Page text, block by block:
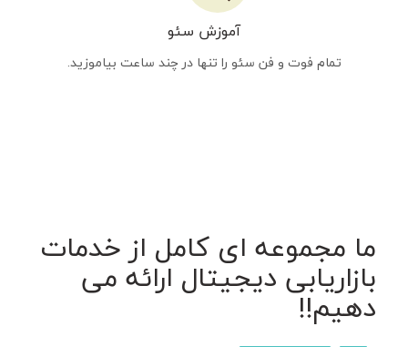
آموزش سئو
تمام فوت و فن سئو را تنها در چند ساعت بیاموزید.
ما مجموعه ای کامل از خدمات
بازاریابی دیجیتال ارائه می
دهیم!!